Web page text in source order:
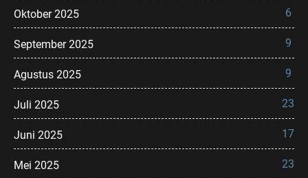
Oktober 2025 6
September 2025 9
Agustus 2025 9
Juli 2025 23
Juni 2025 17
Mei 2025 23